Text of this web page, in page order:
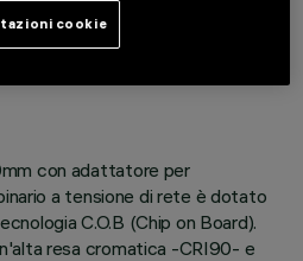
con adattatore per
a tensione di rete è dotato
C.O.B (Chip on Board).
resa cromatica -CRI90- e
cookie